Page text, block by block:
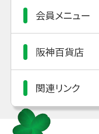
会員メニュー
阪神百貨店
関連リンク